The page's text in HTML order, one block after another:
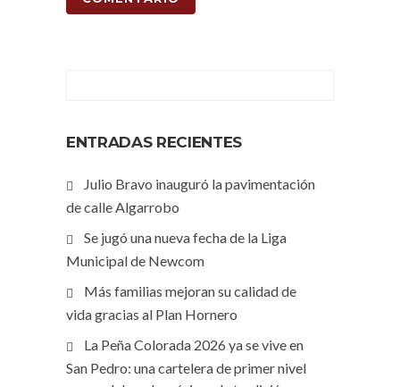
ENTRADAS RECIENTES
Julio Bravo inauguró la pavimentación
de calle Algarrobo
Se jugó una nueva fecha de la Liga
Municipal de Newcom
Más familias mejoran su calidad de
vida gracias al Plan Hornero
La Peña Colorada 2026 ya se vive en
San Pedro: una cartelera de primer nivel